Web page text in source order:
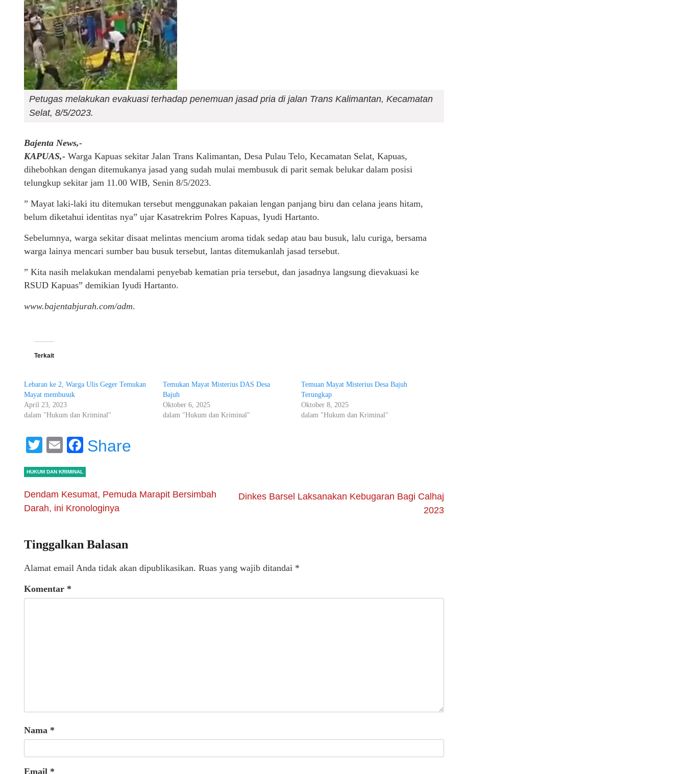
Petugas melakukan evakuasi terhadap penemuan jasad pria di jalan Trans Kalimantan, Kecamatan
Selat, 8/5/2023.
Bajenta News,-
KAPUAS,- Warga Kapuas sekitar Jalan Trans Kalimantan, Desa Pulau Telo, Kecamatan Selat, Kapuas,
dihebohkan dengan ditemukanya jasad yang sudah mulai membusuk di parit semak belukar dalam posisi
telungkup sekitar jam 11.00 WIB, Senin 8/5/2023.
” Mayat laki-laki itu ditemukan tersebut menggunakan pakaian lengan panjang biru dan celana jeans hitam,
belum diketahui identitas nya” ujar Kasatrekrim Polres Kapuas, Iyudi Hartanto.
Sebelumnya, warga sekitar disaat melintas mencium aroma tidak sedap atau bau busuk, lalu curiga, bersama
warga lainya mencari sumber bau busuk tersebut, lantas ditemukanlah jasad tersebut.
” Kita nasih melakukan mendalami penyebab kematian pria tersebut, dan jasadnya langsung dievakuasi ke
RSUD Kapuas” demikian Iyudi Hartanto.
www.bajentabjurah.com/adm.
Terkait
Lebaran ke 2, Warga Ulis Geger Temukan
Mayat membusuk
April 23, 2023
dalam "Hukum dan Kriminal"
Temukan Mayat Misterius DAS Desa
Bajuh
Oktober 6, 2025
dalam "Hukum dan Kriminal"
Temuan Mayat Misterius Desa Bajuh
Terungkap
Oktober 8, 2025
dalam "Hukum dan Kriminal"
Twitter
EmailFacebook
Share
HUKUM DAN KRIMINAL
Dendam Kesumat, Pemuda Marapit Bersimbah
Darah, ini Kronologinya
Dinkes Barsel Laksanakan Kebugaran Bagi Calhaj
2023
Tinggalkan Balasan
Alamat email Anda tidak akan dipublikasikan. Ruas yang wajib ditandai *
Komentar *
Nama *
Email *